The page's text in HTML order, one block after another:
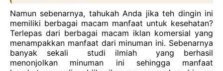
Namun sebenarnya, tahukah Anda jika teh dingin ini
memiliki berbagai macam manfaat untuk kesehatan?
Terlepas dari berbagai macam iklan komersial yang
menampakkan manfaat dari minuman ini. Sebenarnya
banyak
sekali studi ilmiah
yang berhasil
menonjolkan
minuman ini sehingga
manfaat